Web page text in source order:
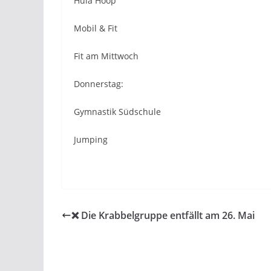
Mobil & Fit
Fit am Mittwoch
Donnerstag:
Gymnastik Südschule
Jumping
❌️ Die Krabbelgruppe entfällt am 26. Mai